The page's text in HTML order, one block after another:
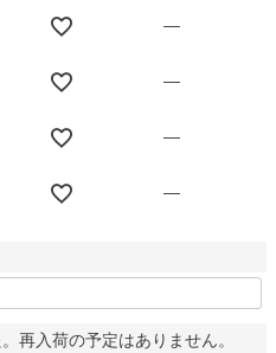
—
—
—
—
再入荷の予定はありません。